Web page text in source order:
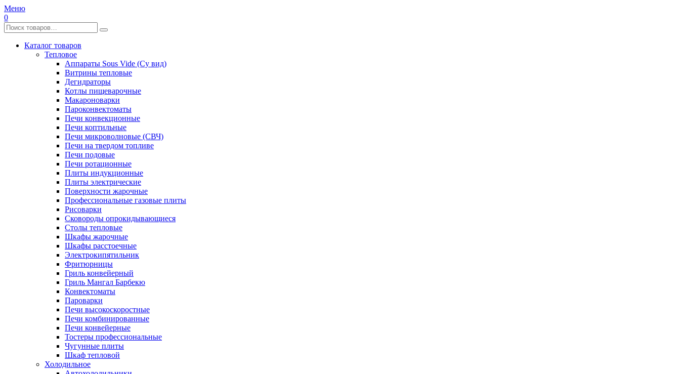
Меню
0
Каталог товаров
Тепловое
Аппараты Sous Vide (Су вид)
Витрины тепловые
Дегидраторы
Котлы пищеварочные
Макароноварки
Пароконвектоматы
Печи конвекционные
Печи коптильные
Печи микроволновые (СВЧ)
Печи на твердом топливе
Печи подовые
Печи ротационные
Плиты индукционные
Плиты электрические
Поверхности жарочные
Профессиональные газовые плиты
Рисоварки
Сковороды опрокидывающиеся
Столы тепловые
Шкафы жарочные
Шкафы расстоечные
Электрокипятильник
Фритюрницы
Гриль конвейерный
Гриль Мангал Барбекю
Конвектоматы
Пароварки
Печи высокоскоростные
Печи комбинированные
Печи конвейерные
Тостеры профессиональные
Чугунные плиты
Шкаф тепловой
Холодильное